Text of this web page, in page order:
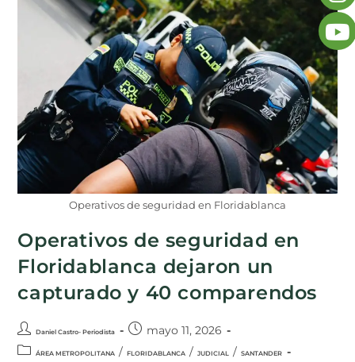
Operativos de seguridad en Floridablanca
Operativos de seguridad en
Floridablanca dejaron un
capturado y 40 comparendos
Daniel Castro- Periodista mayo 11, 2026
ÁREA METROPOLITANA / FLORIDABLANCA / JUDICIAL / SANTANDER